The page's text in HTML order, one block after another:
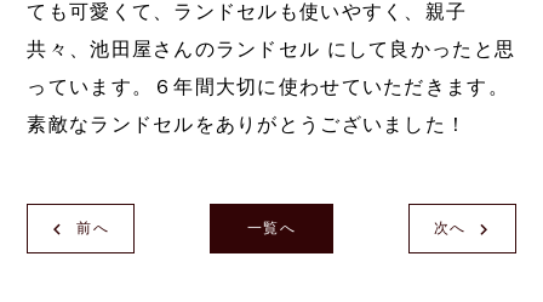
ても可愛くて、ランドセルも使いやすく、親子
共々、池田屋さんのランドセル にして良かったと思
っています。６年間大切に使わせていただきます。
素敵なランドセルをありがとうございました！
前へ 次へ
一覧へ